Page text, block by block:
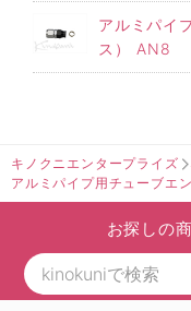
アルミパイ
ス） AN8
キノクニエンタープライズ
アルミパイプ用チューブエ
お探しの